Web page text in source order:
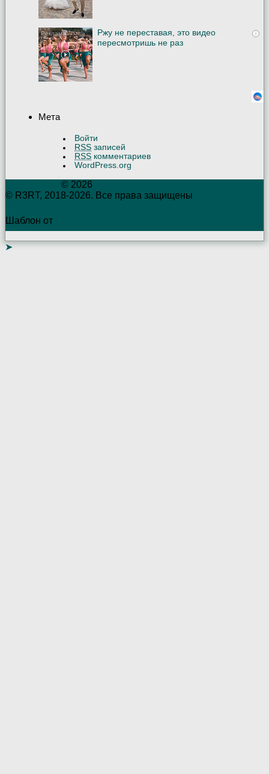
i
Ржу не переставая, это видео
пересмотришь не раз
Мета
Войти
RSS записей
RSS комментариев
WordPress.org
© 2026
© R3RT, 2018-2026. Все права защищены
Шаблон от
➤